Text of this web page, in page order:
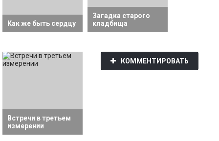
Как же быть сердцу
Загадка старого
кладбища
Встречи в третьем
измерении
КОММЕНТИРОВАТЬ